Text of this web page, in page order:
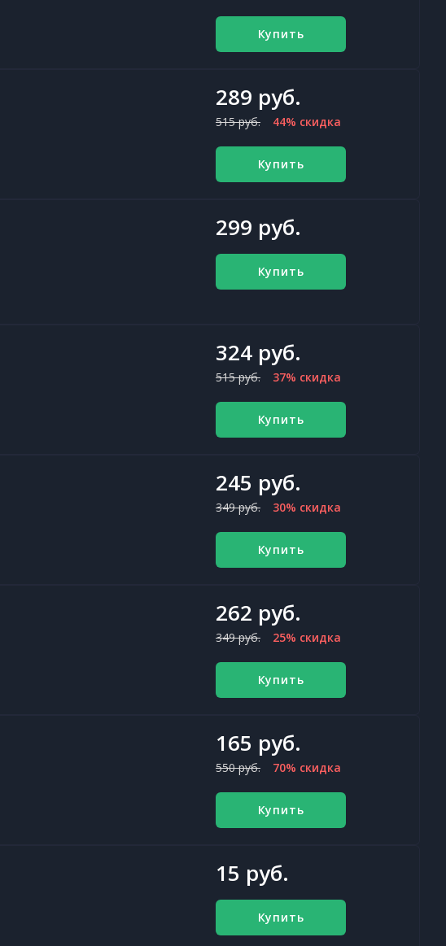
Купить
289 руб.
515 руб. 44% скидка
Купить
299 руб.
Купить
324 руб.
515 руб. 37% скидка
Купить
245 руб.
349 руб. 30% скидка
Купить
262 руб.
349 руб. 25% скидка
Купить
165 руб.
550 руб. 70% скидка
Купить
15 руб.
Купить